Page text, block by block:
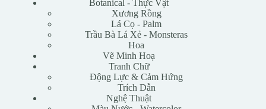
Botanical - Thực Vật
Xương Rồng
Lá Cọ - Palm
Trầu Bà Lá Xẻ - Monsteras
Hoa
Vẽ Minh Hoạ
Tranh Chữ
Động Lực & Cảm Hứng
Trích Dẫn
Nghệ Thuật